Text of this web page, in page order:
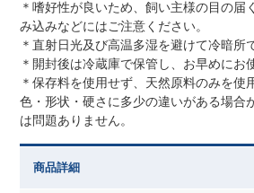
＊嗜好性が良いため、飼い主様の目の届
み込みなどにはご注意ください。
＊直射日光及び高温多湿を避けて冷暗所
＊開封後は冷蔵庫で保管し、お早めにお
＊保存料を使用せず、天然原料のみを使
色・形状・硬さに多少の違いがある場合
は問題ありません。
商品詳細